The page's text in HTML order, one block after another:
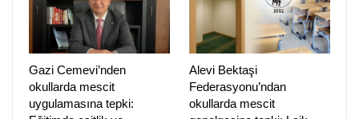
ÖNCEKI SONRAKI
Gazi Cemevi’nden
okullarda mescit
uygulamasına tepki:
Alevi Bektaşi
Federasyonu’ndan
okullarda mescit